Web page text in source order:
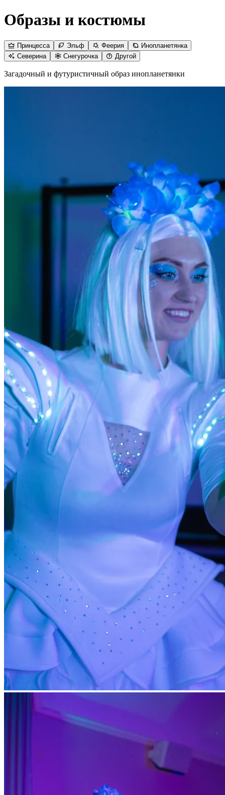
Образы и костюмы
Принцесса Эльф Феерия
Инопланетянка
Северина
Снегурочка Другой
Загадочный и футуристичный образ инопланетянки